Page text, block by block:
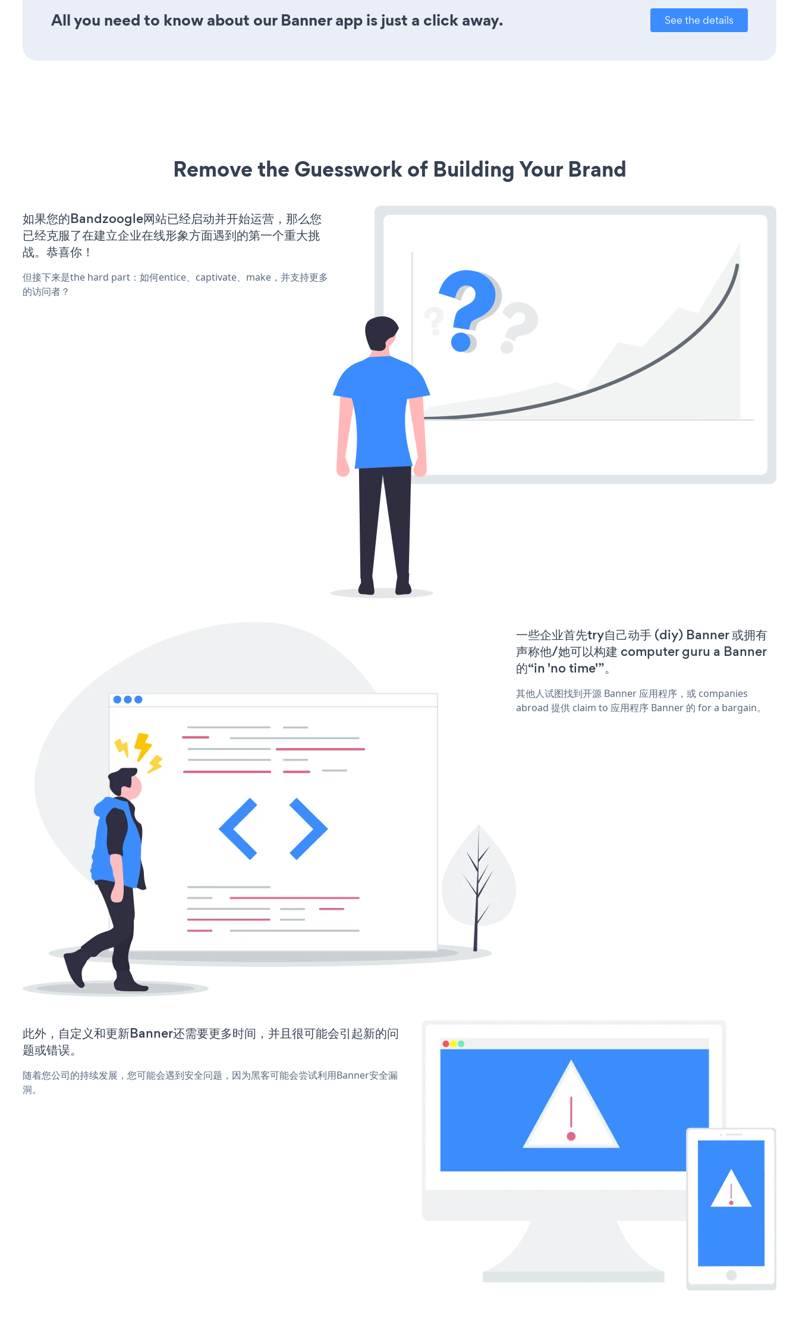
All you need to know about our Banner app is just a click away. See the details
Remove the Guesswork of Building Your Brand
如果您的Bandzoogle网站已经启动并开始运营，那么您
已经克服了在建立企业在线形象方面遇到的第一个重大挑
战。恭喜你！
但接下来是the hard part：如何entice、captivate、make，并支持更多
的访问者？
一些企业首先try自己动手 (diy) Banner 或拥有
声称他/她可以构建 computer guru a Banner
的“in 'no time'”。
其他人试图找到开源 Banner 应用程序，或 companies
abroad 提供 claim to 应用程序 Banner 的 for a bargain。
此外，自定义和更新Banner还需要更多时间，并且很可能会引起新的问
题或错误。
随着您公司的持续发展，您可能会遇到安全问题，因为黑客可能会尝试利用Banner安全漏
洞。